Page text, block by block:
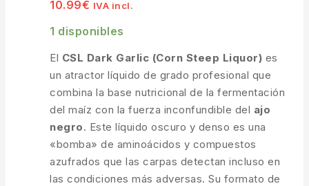
10.99€ IVA incl.
1 disponibles
El CSL Dark Garlic (Corn Steep Liquor) es
un atractor líquido de grado profesional que
combina la base nutricional de la fermentación
del maíz con la fuerza inconfundible del ajo
negro. Este líquido oscuro y denso es una
«bomba» de aminoácidos y compuestos
azufrados que las carpas detectan incluso en
las condiciones más adversas. Su formato de